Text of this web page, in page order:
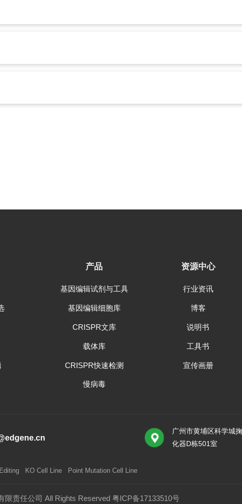
产品
基因编辑试剂与工具
基因编辑细胞库
CRISPR文库
载体库
CRISPR快速检测
慢病毒
资源中心
行业资讯
博客
说明书
工具书
宣传画册
广州市黄埔区科学城
化器D栋501室
KO Cell Line Point Mutation Cell Line
限责任公司 All Rights Reserved 粤ICP备17133510号